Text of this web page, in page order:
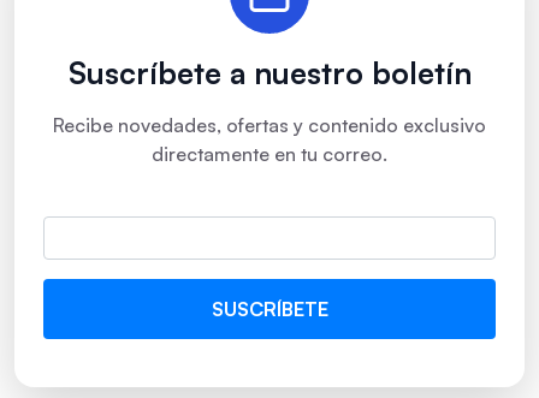
Suscríbete a nuestro boletín
Recibe novedades, ofertas y contenido exclusivo
directamente en tu correo.